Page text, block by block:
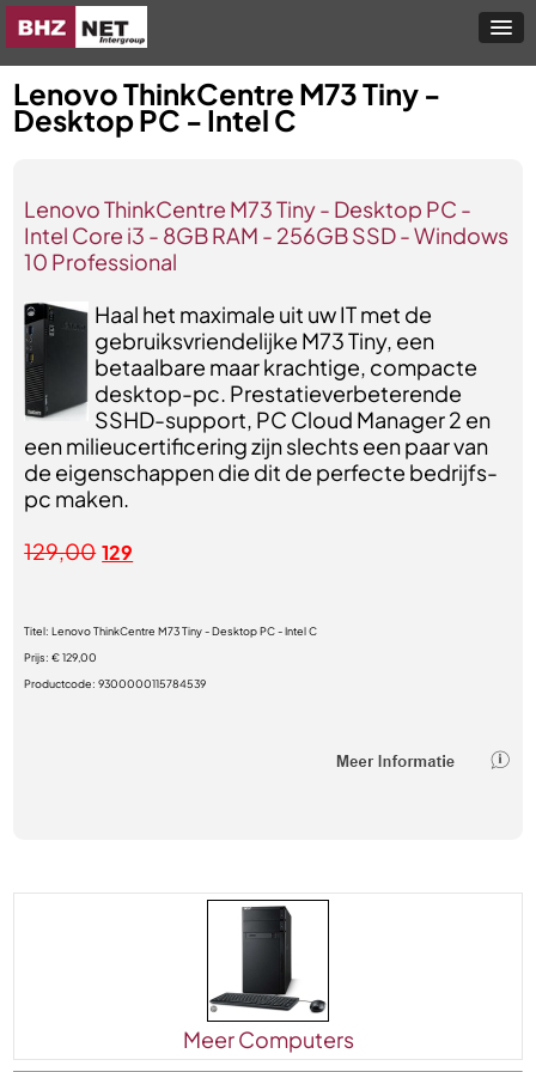
Lenovo ThinkCentre M73 Tiny -
Desktop PC - Intel C
Lenovo ThinkCentre M73 Tiny - Desktop PC -
Intel Core i3 - 8GB RAM - 256GB SSD - Windows
10 Professional
Haal het maximale uit uw IT met de
gebruiksvriendelijke M73 Tiny, een
betaalbare maar krachtige, compacte
desktop-pc. Prestatieverbeterende
SSHD-support, PC Cloud Manager 2 en
een milieucertificering zijn slechts een paar van
de eigenschappen die dit de perfecte bedrijfs-
pc maken.
129,00 129
Titel:Lenovo ThinkCentre M73 Tiny - Desktop PC - Intel C
Prijs:€ 129,00
Productcode:9300000115784539
Meer Computers